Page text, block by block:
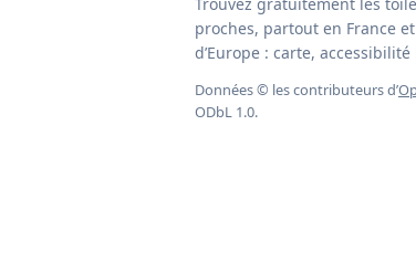
proches, partout en France
d’Europe : carte,
Données © les contributeurs d’
ODbL 1.0.